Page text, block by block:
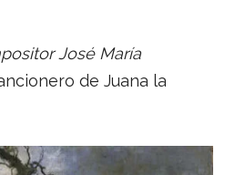
José María
de Juana la